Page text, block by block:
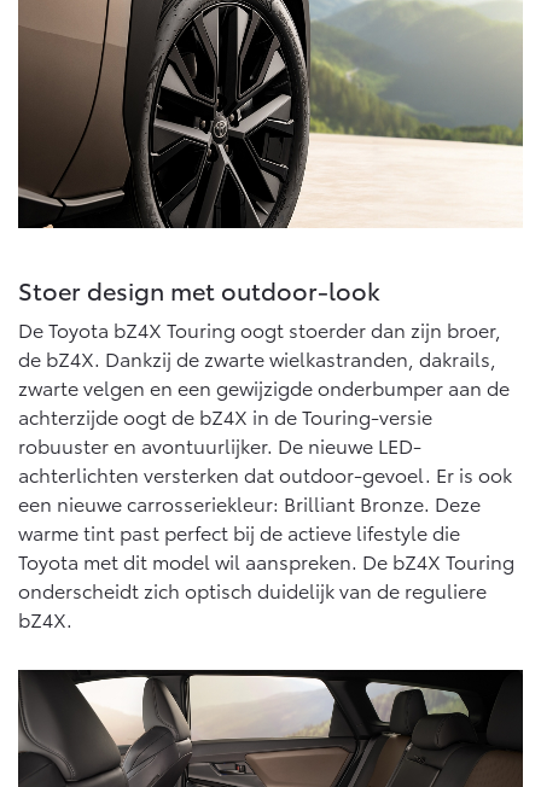
Stoer design met outdoor-look
De Toyota bZ4X Touring oogt stoerder dan zijn broer,
de bZ4X. Dankzij de zwarte wielkastranden, dakrails,
zwarte velgen en een gewijzigde onderbumper aan de
achterzijde oogt de bZ4X in de Touring-versie
robuuster en avontuurlijker. De nieuwe LED-
achterlichten versterken dat outdoor-gevoel. Er is ook
een nieuwe carrosseriekleur: Brilliant Bronze. Deze
warme tint past perfect bij de actieve lifestyle die
Toyota met dit model wil aanspreken. De bZ4X Touring
onderscheidt zich optisch duidelijk van de reguliere
bZ4X.